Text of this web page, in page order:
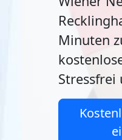
Minuten
Stressfrei